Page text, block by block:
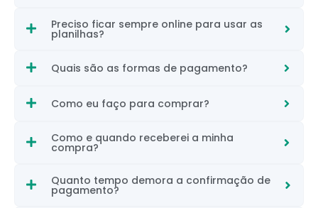
Preciso ficar sempre online para usar as
planilhas?
Quais são as formas de pagamento?
Como eu faço para comprar?
Como e quando receberei a minha
compra?
Quanto tempo demora a confirmação de
pagamento?